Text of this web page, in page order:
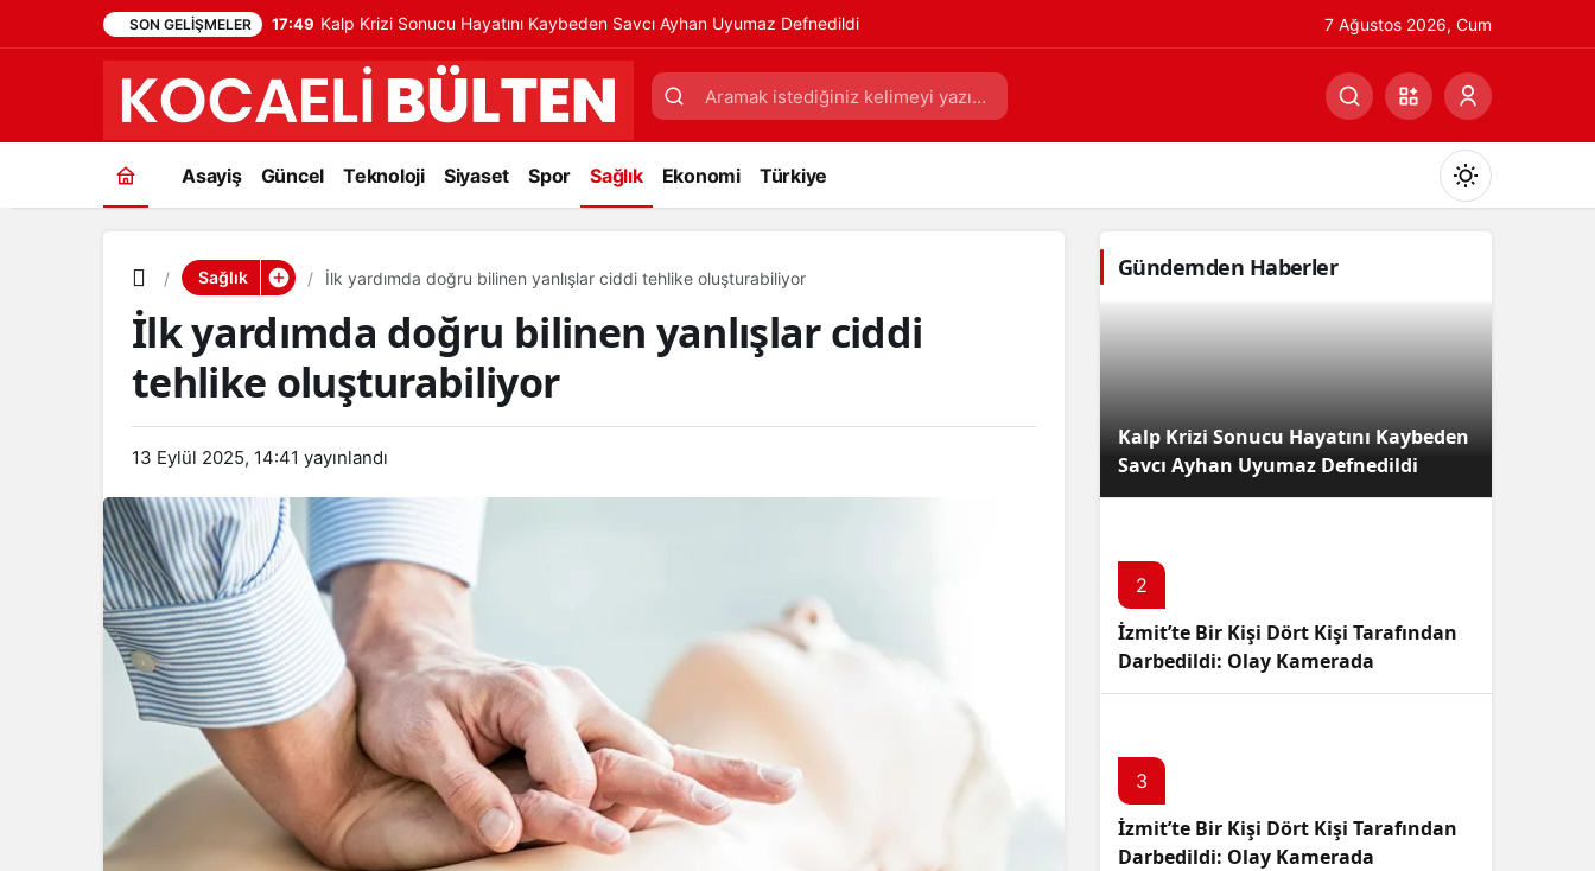
SON GELIŞMELER 17:49 Kalp Krizi Sonucu Hayatını Kaybeden Savcı Ayhan Uyumaz Defnedildi 7 Ağustos 2026, Cum
Asayiş Güncel Teknoloji Siyaset Spor Sağlık Ekonomi Türkiye
Gece Modu
Gece modunu seçin.
Sağlık İlk yardımda doğru bilinen yanlışlar ciddi tehlike oluşturabiliyor
İlk yardımda doğru bilinen yanlışlar ciddi
tehlike oluşturabiliyor
13 Eylül 2025, 14:41 yayınlandı
Gündemden Haberler
Kalp Krizi Sonucu Hayatını Kaybeden
Savcı Ayhan Uyumaz Defnedildi
2
İzmit’te Bir Kişi Dört Kişi Tarafından
Darbedildi: Olay Kamerada
3
İzmit’te Bir Kişi Dört Kişi Tarafından
Darbedildi: Olay Kamerada